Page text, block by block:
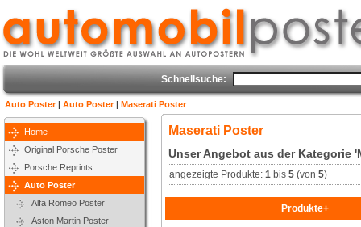
Schnellsuche:
Auto Poster| Auto Poster| Maserati Poster
Home
Original Porsche Poster
Porsche Reprints
Auto Poster
Alfa Romeo Poster
Aston Martin Poster
Maserati Poster
Unser Angebot aus der Kategorie
angezeigte Produkte:1 bis5 (von5)
Produkte+